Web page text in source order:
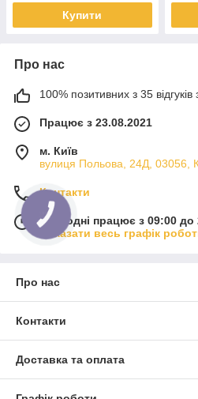
Купити
Про нас
100% позитивних з 35 відгуків
Працює з 23.08.2021
м. Київ
вулиця Польова, 24Д, 03056,
Контакти
Сьогодні працює з 09:00 до
Показати весь графік
Про нас
Контакти
Доставка та оплата
КНОПКА
ЗВ'ЯЗКУ